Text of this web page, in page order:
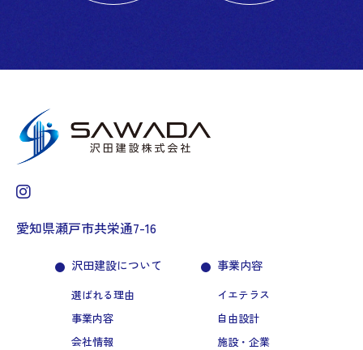
愛知県瀬戸市共栄通7-16
沢田建設について
選ばれる理由
事業内容
会社情報
事業内容
イエテラス
自由設計
施設・企業